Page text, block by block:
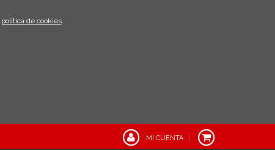
política de cookies.
MI CUENTA